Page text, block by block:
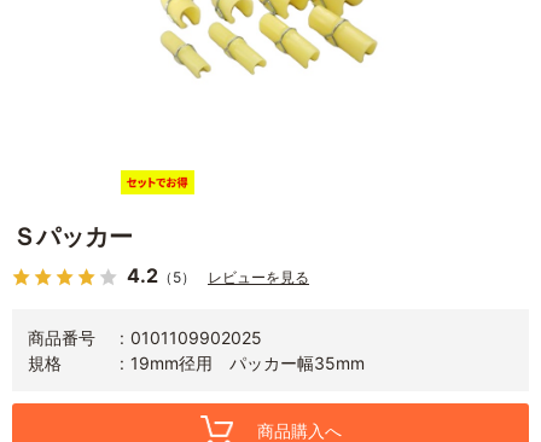
Ｓパッカー
4.2 （5） レビューを見る
商品番号
0101109902025
規格
19mm径用 パッカー幅35mm
商品購入へ